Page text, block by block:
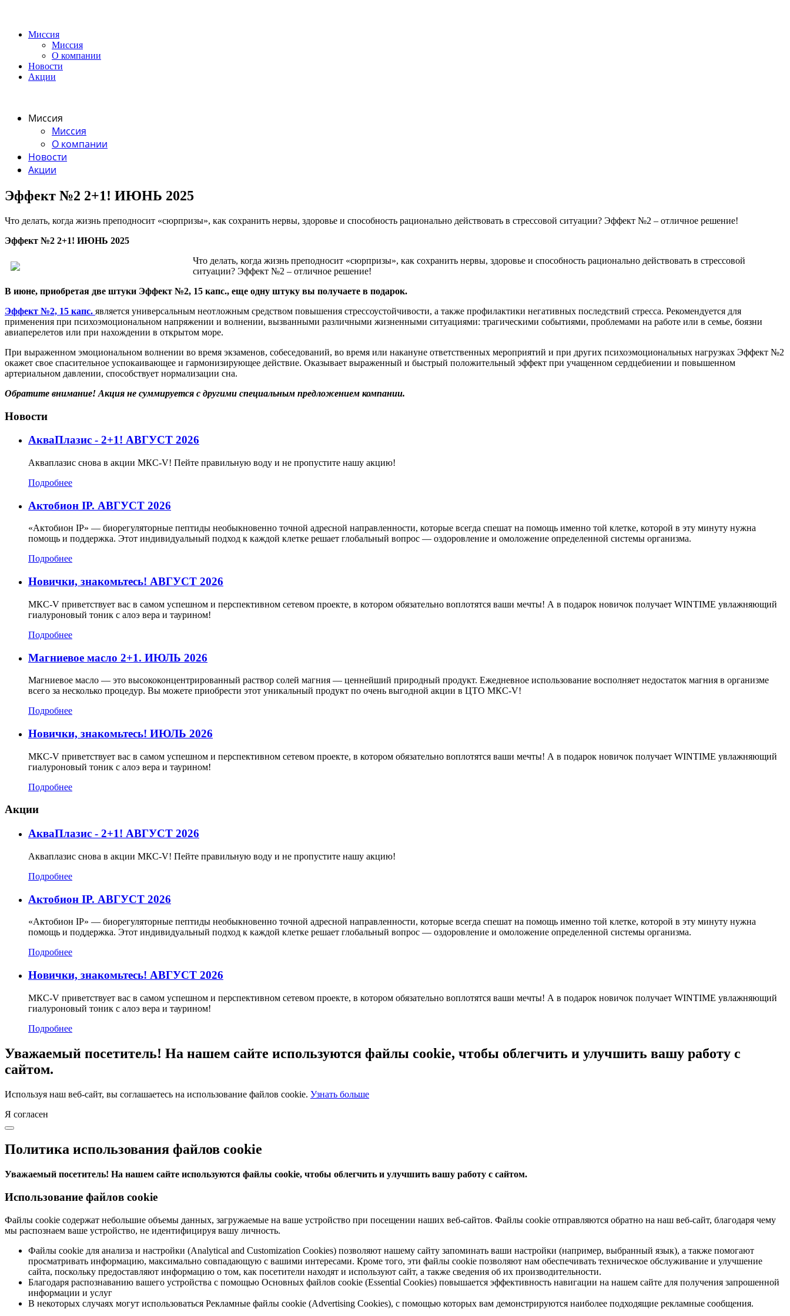
Миссия
Миссия
О компании
Новости
Акции
Миссия
Миссия
О компании
Новости
Акции
Эффект №2 2+1! ИЮНЬ 2025
Что делать, когда жизнь преподносит «сюрпризы», как сохранить нервы, здоровье и способность рационально действовать в стрессовой ситуации? Эффект №2 – отличное решение!
Эффект №2 2+1! ИЮНЬ 2025
Что делать, когда жизнь преподносит «сюрпризы», как сохранить нервы, здоровье и способность рационально действовать в стрессовой
ситуации? Эффект №2 – отличное решение!
В июне, приобретая две штуки Эффект №2, 15 капс., еще одну штуку вы получаете в подарок.
Эффект №2, 15 капс. является универсальным неотложным средством повышения стрессоустойчивости, а также профилактики негативных последствий стресса. Рекомендуется для
применения при психоэмоциональном напряжении и волнении, вызванными различными жизненными ситуациями: трагическими событиями, проблемами на работе или в семье, боязни
авиаперелетов или при нахождении в открытом море.
При выраженном эмоциональном волнении во время экзаменов, собеседований, во время или накануне ответственных мероприятий и при других психоэмоциональных нагрузках Эффект №2
окажет свое спасительное успокаивающее и гармонизирующее действие. Оказывает выраженный и быстрый положительный эффект при учащенном сердцебиении и повышенном
артериальном давлении, способствует нормализации сна.
Обратите внимание! Акция не суммируется с другими специальным предложением компании.
Новости
АкваПлазис - 2+1! АВГУСТ 2026
Акваплазис снова в акции МКС-V! Пейте правильную воду и не пропустите нашу акцию!
Подробнее
Актобион IP. АВГУСТ 2026
«Актобион IP» — биорегуляторные пептиды необыкновенно точной адресной направленности, которые всегда спешат на помощь именно той клетке, которой в эту минуту нужна
помощь и поддержка. Этот индивидуальный подход к каждой клетке решает глобальный вопрос — оздоровление и омоложение определенной системы организма.
Подробнее
Новички, знакомьтесь! АВГУСТ 2026
МКС-V приветствует вас в самом успешном и перспективном сетевом проекте, в котором обязательно воплотятся ваши мечты! А в подарок новичок получает WINTIME увлажняющий
гиалуроновый тоник с алоэ вера и таурином!
Подробнее
Магниевое масло 2+1. ИЮЛЬ 2026
Магниевое масло — это высококонцентрированный раствор солей магния — ценнейший природный продукт. Ежедневное использование восполняет недостаток магния в организме
всего за несколько процедур. Вы можете приобрести этот уникальный продукт по очень выгодной акции в ЦТО МКС-V!
Подробнее
Новички, знакомьтесь! ИЮЛЬ 2026
МКС-V приветствует вас в самом успешном и перспективном сетевом проекте, в котором обязательно воплотятся ваши мечты! А в подарок новичок получает WINTIME увлажняющий
гиалуроновый тоник с алоэ вера и таурином!
Подробнее
Акции
АкваПлазис - 2+1! АВГУСТ 2026
Акваплазис снова в акции МКС-V! Пейте правильную воду и не пропустите нашу акцию!
Подробнее
Актобион IP. АВГУСТ 2026
«Актобион IP» — биорегуляторные пептиды необыкновенно точной адресной направленности, которые всегда спешат на помощь именно той клетке, которой в эту минуту нужна
помощь и поддержка. Этот индивидуальный подход к каждой клетке решает глобальный вопрос — оздоровление и омоложение определенной системы организма.
Подробнее
Новички, знакомьтесь! АВГУСТ 2026
МКС-V приветствует вас в самом успешном и перспективном сетевом проекте, в котором обязательно воплотятся ваши мечты! А в подарок новичок получает WINTIME увлажняющий
гиалуроновый тоник с алоэ вера и таурином!
Подробнее
Уважаемый посетитель! На нашем сайте используются файлы cookie, чтобы облегчить и улучшить вашу работу с
сайтом.
Используя наш веб-сайт, вы соглашаетесь на использование файлов cookie. Узнать больше
Я согласен
Политика использования файлов cookie
Уважаемый посетитель! На нашем сайте используются файлы cookie, чтобы облегчить и улучшить вашу работу с сайтом.
Использование файлов cookie
Файлы cookie содержат небольшие объемы данных, загружаемые на ваше устройство при посещении наших веб-сайтов. Файлы cookie отправляются обратно на наш веб-сайт, благодаря чему
мы распознаем ваше устройство, не идентифицируя вашу личность.
Файлы cookie для анализа и настройки (Analytical and Customization Cookies) позволяют нашему сайту запоминать ваши настройки (например, выбранный язык), а также помогают
просматривать информацию, максимально совпадающую с вашими интересами. Кроме того, эти файлы cookie позволяют нам обеспечивать техническое обслуживание и улучшение
сайта, поскольку предоставляют информацию о том, как посетители находят и используют сайт, а также сведения об их производительности.
Благодаря распознаванию вашего устройства с помощью Основных файлов cookie (Essential Cookies) повышается эффективность навигации на нашем сайте для получения запрошенной
информации и услуг
В некоторых случаях могут использоваться Рекламные файлы cookie (Advertising Cookies), с помощью которых вам демонстрируются наиболее подходящие рекламные сообщения.